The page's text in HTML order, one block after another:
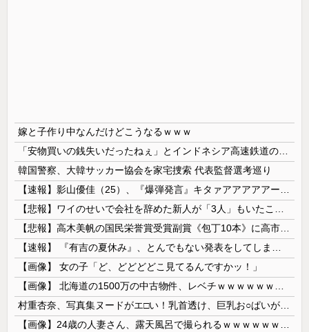
嫁と子作り中なんだけどこうなるｗｗｗ
「安物買いの銭失いだったねぇ」とインドネシア高速鉄道の最終処分に日本側騒然、国家予算は使わないというと何が財源なんだ？
韓国警察、大韓サッカー協会を家宅捜索 代表監督選考巡り
【速報】影山優佳（25）、『爆弾発言』キタァアアアアアーーーーー！！
【悲報】ワイのせいで会社を辞めた新人が「3人」もいたことが発覚ｗｗｗｗｗ
【悲報】高木美帆の国民栄誉賞受賞副賞《包丁10本》に高市総理の名前も刻印ｗｗｗｗｗｗｗｗｗ
【速報】 『有吉の夏休み』、とんでもない発表をしてしまう！！！！！
【画像】 女の子「ど、どどどどこ見てるんですかッ！」
【画像】 北海道の1500万の中古物件、レベチｗｗｗｗｗｗｗｗｗｗｗｗｗｗｗｗｗｗｗｗ
村重杏奈、写真集ヌードがエ□い！乳首透け、巨乳お○ぱいが最高過ぎる！
【画像】24歳の人妻さん、露天風呂で撮られるｗｗｗｗｗｗｗｗｗｗｗｗｗｗｗｗｗ